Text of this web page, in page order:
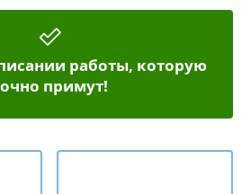
работы, которую
примут!